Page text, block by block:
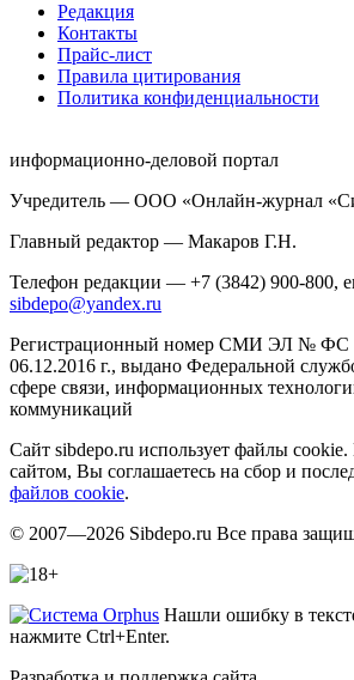
Редакция
Контакты
Прайс-лист
Правила цитирования
Политика конфиденциальности
информационно-деловой портал
Учредитель — ООО «Онлайн-журнал
Главный редактор — Макаров Г.Н.
Телефон редакции — +7 (3842) 900-800,
sibdepo@yandex.ru
Регистрационный номер СМИ ЭЛ № ФС
06.12.2016 г., выдано Федеральной
сфере связи, информационных
коммуникаций
Сайт sibdepo.ru использует файлы
сайтом, Вы соглашаетесь на сбор и
файлов cookie.
© 2007—2026 Sibdepo.ru Все права
Нашли ошибку в
нажмите Ctrl+Enter.